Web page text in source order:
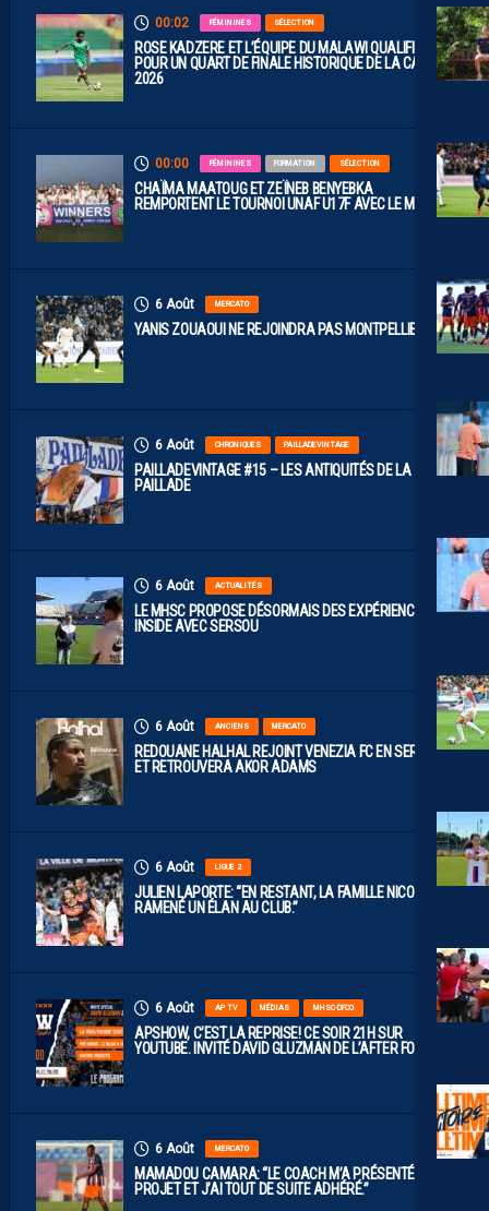
00:02 FÉMININES SÉLECTION
ROSE KADZERE ET L’ÉQUIPE DU MALAWI QUALIFIÉES
POUR UN QUART DE FINALE HISTORIQUE DE LA CAN
2026
00:00 FÉMININES FORMATION SÉLECTION
CHAÏMA MAATOUG ET ZEÏNEB BENYEBKA
REMPORTENT LE TOURNOI UNAF U17F AVEC LE MAROC
6 Août MERCATO
YANIS ZOUAOUI NE REJOINDRA PAS MONTPELLIER…
6 Août CHRONIQUES PAILLADEVINTAGE
PAILLADEVINTAGE #15 – LES ANTIQUITÉS DE LA
PAILLADE
6 Août ACTUALITÉS
LE MHSC PROPOSE DÉSORMAIS DES EXPÉRIENCES
INSIDE AVEC SERSOU
6 Août ANCIENS MERCATO
REDOUANE HALHAL REJOINT VENEZIA FC EN SERIE A
ET RETROUVERA AKOR ADAMS
6 Août LIGUE 2
JULIEN LAPORTE: “EN RESTANT, LA FAMILLE NICOLLIN A
RAMENÉ UN ÉLAN AU CLUB.”
6 Août AP TV MÉDIAS MHSC-DFCO
APSHOW, C’EST LA REPRISE! CE SOIR 21H SUR
YOUTUBE. INVITÉ DAVID GLUZMAN DE L’AFTER FOOT.
6 Août MERCATO
MAMADOU CAMARA: “LE COACH M’A PRÉSENTÉ LE
PROJET ET J’AI TOUT DE SUITE ADHÉRÉ.”